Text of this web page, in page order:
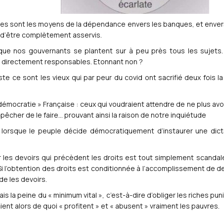
sont les moyens de la dépendance envers les banques, et envers
complètement asservis.
nos gouvernants se plantent sur à peu près tous les sujets.
directement responsables. Etonnant non ?
ce sont les vieux qui par peur du covid ont sacrifié deux fois la
» Française : ceux qui voudraient attendre de ne plus
de le faire… prouvant ainsi la raison de notre inquiétude
le peuple décide démocratiquement d’instaurer une
devoirs qui précèdent les droits est tout simplement
l’obtention des droits est conditionnée à l’accomplissement de
les devoirs.
la peine du « minimum vital », c’est-à-dire d’obliger les riches
alors de quoi « profitent » et « abusent » vraiment les pauvres.